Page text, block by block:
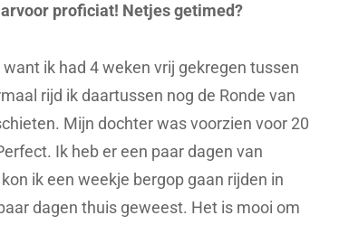
proficiat! Netjes getimed?
ik had 4 weken vrij gekregen tussen
rijd ik daartussen nog de Ronde van
Mijn dochter was voorzien voor 20
Ik heb er een paar dagen van
ik een weekje bergop gaan rijden in
dagen thuis geweest. Het is mooi om